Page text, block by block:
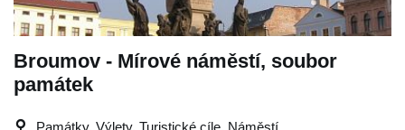
Broumov - Mírové náměstí, soubor
památek
Památky, Výlety, Turistické cíle, Náměstí